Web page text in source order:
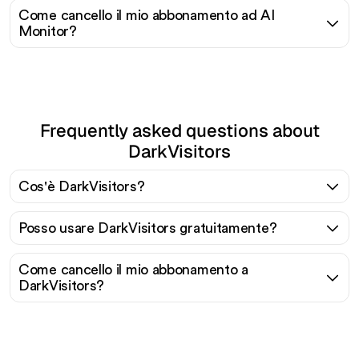
Come cancello il mio abbonamento ad AI
Monitor?
Frequently asked questions about
DarkVisitors
Cos'è DarkVisitors?
Posso usare DarkVisitors gratuitamente?
Come cancello il mio abbonamento a
DarkVisitors?